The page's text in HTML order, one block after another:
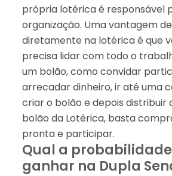
própria lotérica é responsável
organização. Uma vantagem
diretamente na lotérica é que
precisa lidar com todo o
um bolão, como convidar
arrecadar dinheiro, ir até uma
criar o bolão e depois distribuir
bolão da Lotérica, basta
pronta e participar.
Qual a
ganhar na Dupla